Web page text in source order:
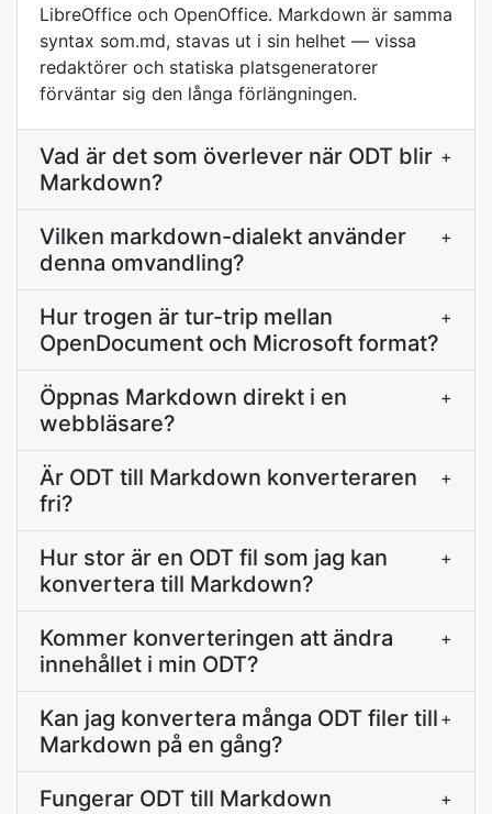
LibreOffice och OpenOffice. Markdown är samma
syntax som.md, stavas ut i sin helhet — vissa
redaktörer och statiska platsgeneratorer
förväntar sig den långa förlängningen.
Vad är det som överlever när ODT blir
Markdown?
+
Vilken markdown-dialekt använder
denna omvandling?
+
Hur trogen är tur-trip mellan
OpenDocument och Microsoft format?
+
Öppnas Markdown direkt i en
webbläsare?
+
Är ODT till Markdown konverteraren
fri?
+
Hur stor är en ODT fil som jag kan
konvertera till Markdown?
+
Kommer konverteringen att ändra
innehållet i min ODT?
+
Kan jag konvertera många ODT filer till
Markdown på en gång?
+
Fungerar ODT till Markdown
+